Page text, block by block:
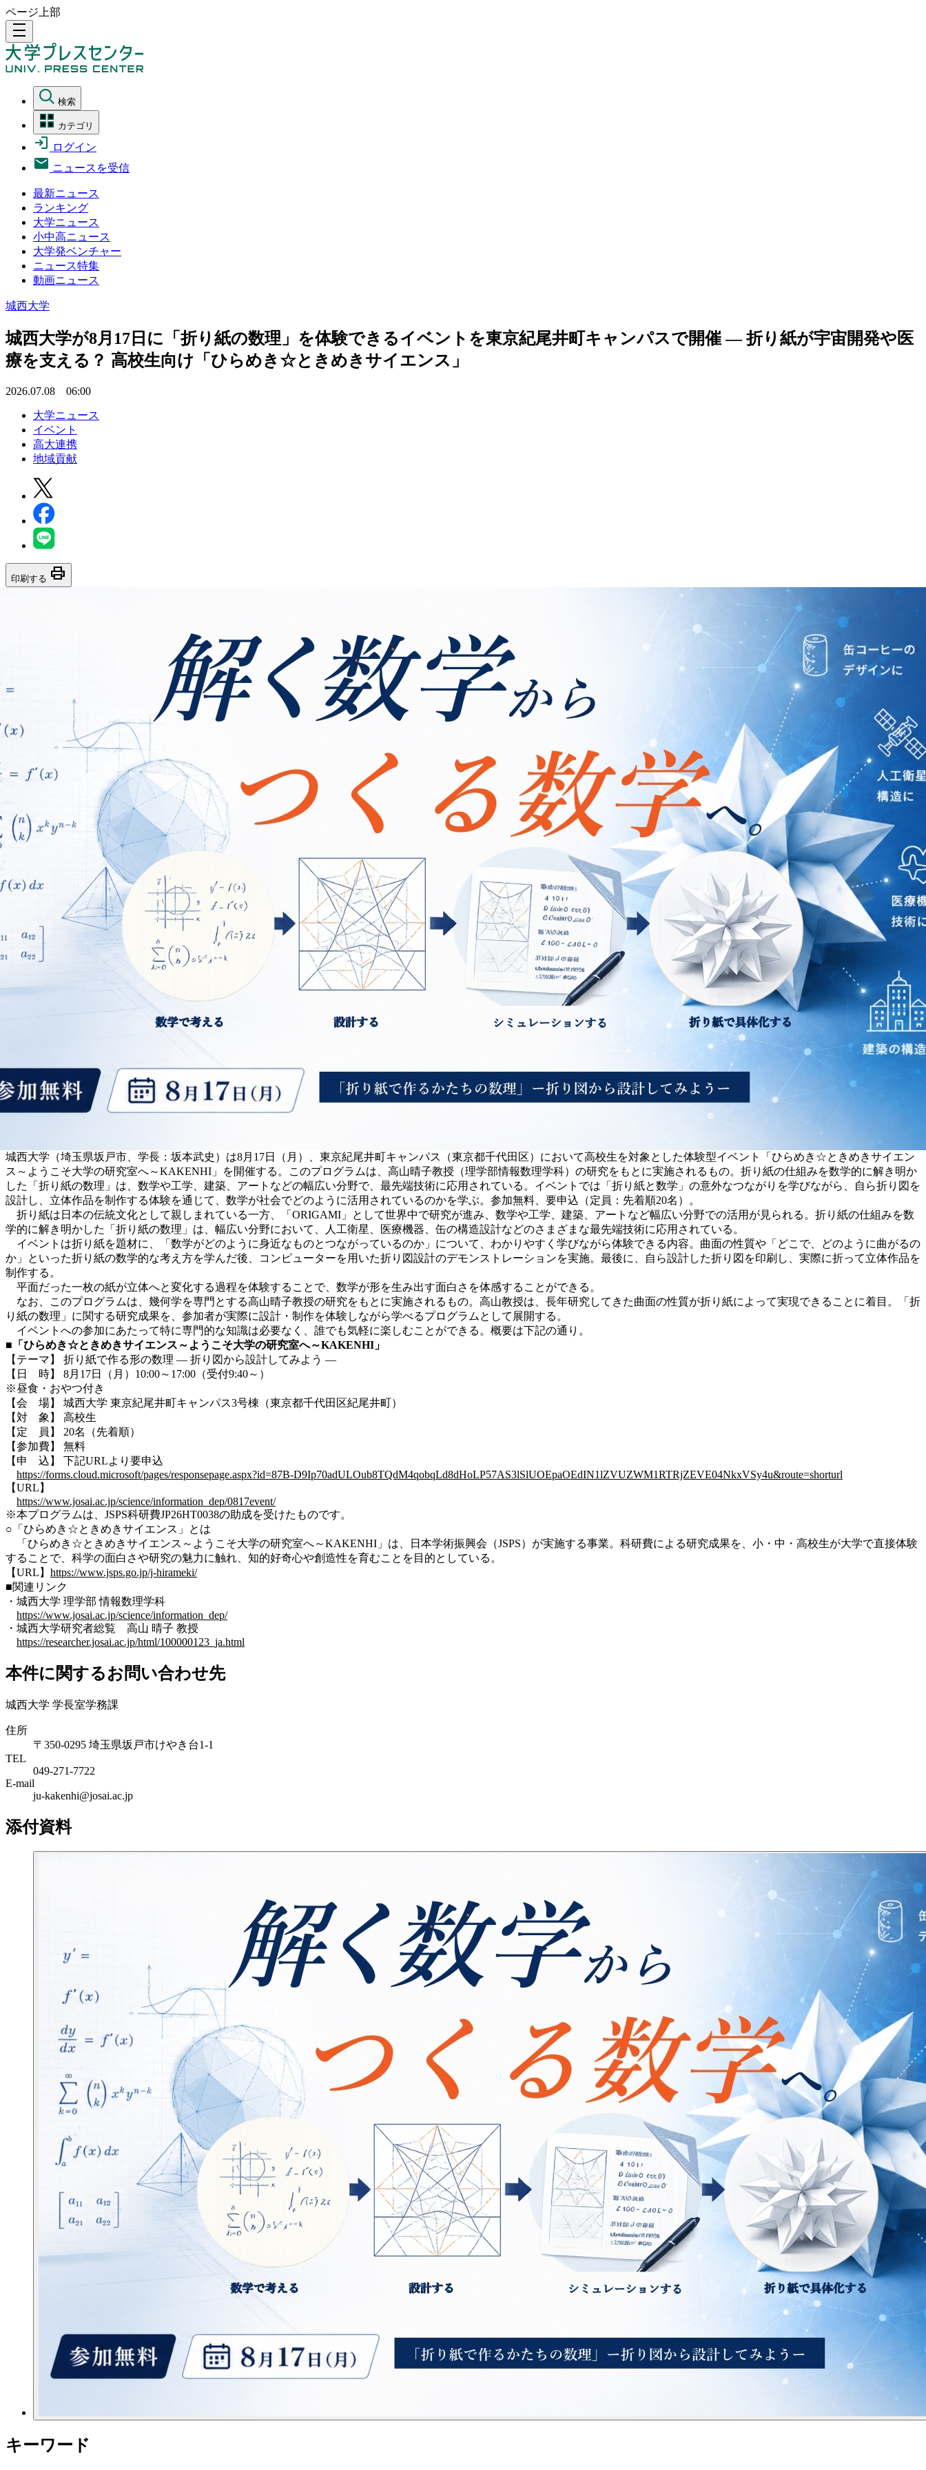
ページ上部
density_medium
検索
カテゴリ
ログイン
ニュースを受信
最新ニュース
ランキング
大学ニュース
小中高ニュース
大学発ベンチャー
ニュース特集
動画ニュース
城西大学
城西大学が8月17日に「折り紙の数理」を体験できるイベントを東京紀尾井町キャンパスで開催 ― 折り紙が宇宙開発や医
療を支える？ 高校生向け「ひらめき☆ときめきサイエンス」
2026.07.08 06:00
大学ニュース
イベント
高大連携
地域貢献
印刷する print
城西大学（埼玉県坂戸市、学長：坂本武史）は8月17日（月）、東京紀尾井町キャンパス（東京都千代田区）において高校生を対象とした体験型イベント「ひらめき☆ときめきサイエン
ス～ようこそ大学の研究室へ～KAKENHI」を開催する。このプログラムは、高山晴子教授（理学部情報数理学科）の研究をもとに実施されるもの。折り紙の仕組みを数学的に解き明か
した「折り紙の数理」は、数学や工学、建築、アートなどの幅広い分野で、最先端技術に応用されている。イベントでは「折り紙と数学」の意外なつながりを学びながら、自ら折り図を
設計し、立体作品を制作する体験を通じて、数学が社会でどのように活用されているのかを学ぶ。参加無料、要申込（定員：先着順20名）。
折り紙は日本の伝統文化として親しまれている一方、「ORIGAMI」として世界中で研究が進み、数学や工学、建築、アートなど幅広い分野での活用が見られる。折り紙の仕組みを数
学的に解き明かした「折り紙の数理」は、幅広い分野において、人工衛星、医療機器、缶の構造設計などのさまざまな最先端技術に応用されている。
イベントは折り紙を題材に、「数学がどのように身近なものとつながっているのか」について、わかりやすく学びながら体験できる内容。曲面の性質や「どこで、どのように曲がるの
か」といった折り紙の数学的な考え方を学んだ後、コンピューターを用いた折り図設計のデモンストレーションを実施。最後に、自ら設計した折り図を印刷し、実際に折って立体作品を
制作する。
平面だった一枚の紙が立体へと変化する過程を体験することで、数学が形を生み出す面白さを体感することができる。
なお、このプログラムは、幾何学を専門とする高山晴子教授の研究をもとに実施されるもの。高山教授は、長年研究してきた曲面の性質が折り紙によって実現できることに着目。「折
り紙の数理」に関する研究成果を、参加者が実際に設計・制作を体験しながら学べるプログラムとして展開する。
イベントへの参加にあたって特に専門的な知識は必要なく、誰でも気軽に楽しむことができる。概要は下記の通り。
■ 「ひらめき☆ときめきサイエンス～ようこそ大学の研究室へ～KAKENHI」
【テーマ】 折り紙で作る形の数理 ― 折り図から設計してみよう ―
【日 時】 8月17日（月）10:00～17:00（受付9:40～）
※昼食・おやつ付き
【会 場】 城西大学 東京紀尾井町キャンパス3号棟（東京都千代田区紀尾井町）
【対 象】 高校生
【定 員】 20名（先着順）
【参加費】 無料
【申 込】 下記URLより要申込
https://forms.cloud.microsoft/pages/responsepage.aspx?id=87B-D9Ip70adULOub8TQdM4qobqLd8dHoLP57AS3lSlUOEpaOEdIN1lZVUZWM1RTRjZEVE04NkxVSy4u&route=shorturl
【URL】
https://www.josai.ac.jp/science/information_dep/0817event/
※本プログラムは、JSPS科研費JP26HT0038の助成を受けたものです。
○「ひらめき☆ときめきサイエンス」とは
「ひらめき☆ときめきサイエンス～ようこそ大学の研究室へ～KAKENHI」は、日本学術振興会（JSPS）が実施する事業。科研費による研究成果を、小・中・高校生が大学で直接体験
することで、科学の面白さや研究の魅力に触れ、知的好奇心や創造性を育むことを目的としている。
【URL】 https://www.jsps.go.jp/j-hirameki/
■関連リンク
・城西大学 理学部 情報数理学科
https://www.josai.ac.jp/science/information_dep/
・城西大学研究者総覧 高山 晴子 教授
https://researcher.josai.ac.jp/html/100000123_ja.html
本件に関するお問い合わせ先
城西大学 学長室学務課
住所
〒350-0295 埼玉県坂戸市けやき台1-1
TEL
049-271-7722
E-mail
ju-kakenhi@josai.ac.jp
添付資料
キーワード